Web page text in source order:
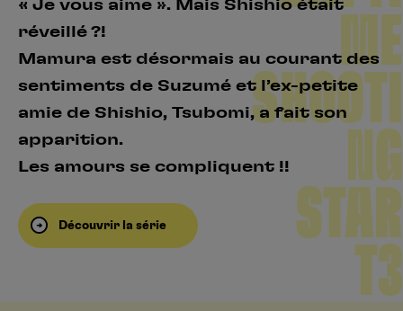
« Je vous aime ». Mais Shishio était
réveillé ?!
Mamura est désormais au courant des
sentiments de Suzumé et l’ex-petite
amie de Shishio, Tsubomi, a fait son
apparition.
Les amours se compliquent !!
Découvrir la série
ME
SHOOTI
NG
STAR
T3